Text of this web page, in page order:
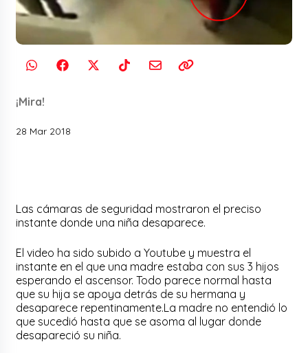
¡Mira!
28 Mar 2018
Las cámaras de seguridad mostraron el preciso
instante donde una niña desaparece.
El video ha sido subido a Youtube y muestra el
instante en el que una madre estaba con sus 3 hijos
esperando el ascensor. Todo parece normal hasta
que su hija se apoya detrás de su hermana y
desaparece repentinamente.La madre no entendió lo
que sucedió hasta que se asoma al lugar donde
desapareció su niña.